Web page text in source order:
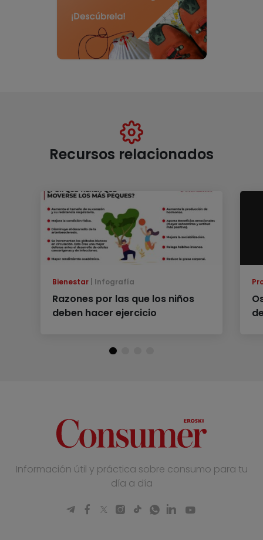
Recursos relacionados
Bienestar Infografía
Razones por las que los niños
deben hacer ejercicio
Información útil y práctica sobre consumo para tu
día a día